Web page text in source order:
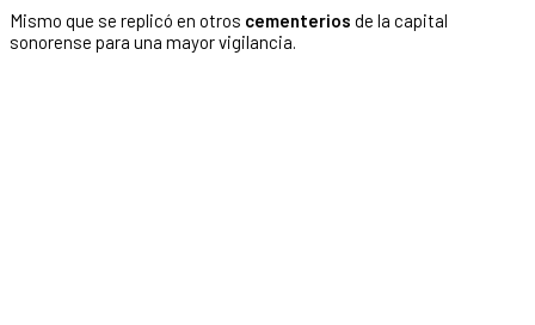
Mismo que se replicó en otros cementerios de la capital
sonorense para una mayor vigilancia.